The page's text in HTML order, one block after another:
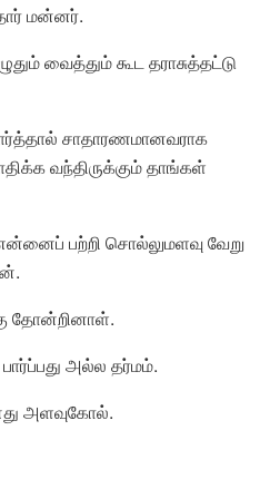
மன்னர்.
வைத்தும் கூட தராசுத்தட்டு
சாதாரணமானவராக
வந்திருக்கும் தாங்கள்
பற்றி சொல்லுமளவு வேறு
தோன்றினாள்.
பார்ப்பது அல்ல தர்மம்.
அளவுகோல்.